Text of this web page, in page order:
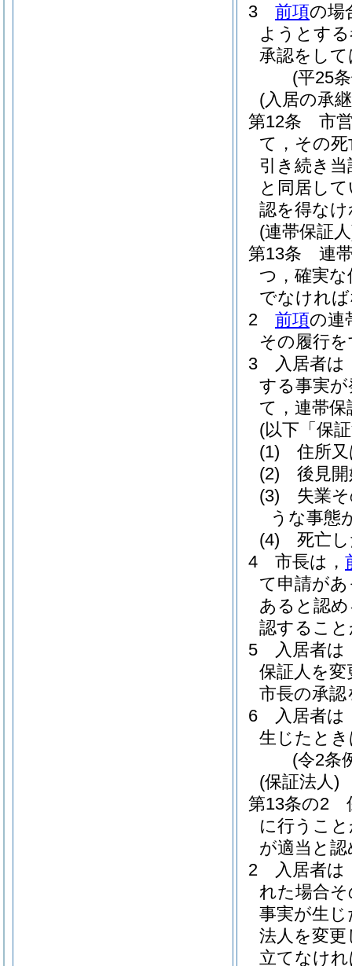
3
前項の場
ようとす
承認をし
(平25
(入居の承
第12条
市
て，その
引き続き
と同居し
認を得な
(連帯保証
第13条
連
つ，確実
でなけれ
2
前項の連
その履行
3
入居者は
する事実
て，連帯
(以下「保
(1)
住所
(2)
後見
(3)
失業
うな事態
(4)
死亡
4
市長は，
て申請が
あると認
認するこ
5
入居者は
保証人を
市長の承
6
入居者
生じたと
(令2条
(保証法人)
第13条の2
に行うこ
が適当と
2
入居者は
れた場合そ
事実が生
法人を変更
立てなけ